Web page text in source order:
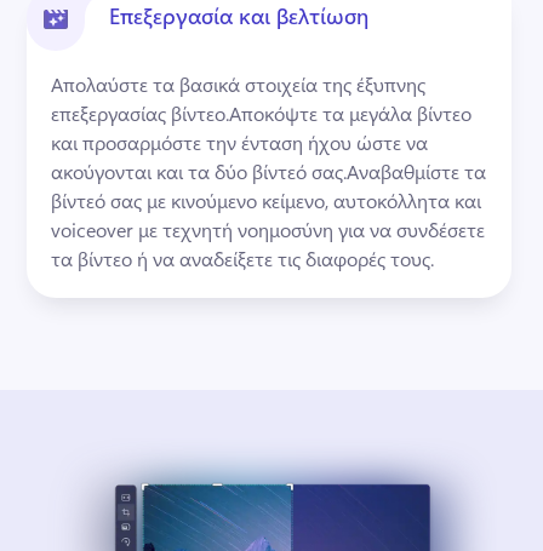
Επεξεργασία και βελτίωση
Απολαύστε τα βασικά στοιχεία της έξυπνης
επεξεργασίας βίντεο.Αποκόψτε τα μεγάλα βίντεο
και προσαρμόστε την ένταση ήχου ώστε να
ακούγονται και τα δύο βίντεό σας.Αναβαθμίστε τα
βίντεό σας με κινούμενο κείμενο, αυτοκόλλητα και
voiceover με τεχνητή νοημοσύνη για να συνδέσετε
τα βίντεο ή να αναδείξετε τις διαφορές τους.